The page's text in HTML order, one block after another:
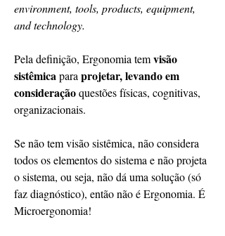
environment, tools, products, equipment,
and technology.
Pela definição, Ergonomia tem visão
sistêmica para projetar, levando em
consideração questões físicas, cognitivas,
organizacionais.
Se não tem visão sistêmica, não considera
todos os elementos do sistema e não projeta
o sistema, ou seja, não dá uma solução (só
faz diagnóstico), então não é Ergonomia. É
Microergonomia!